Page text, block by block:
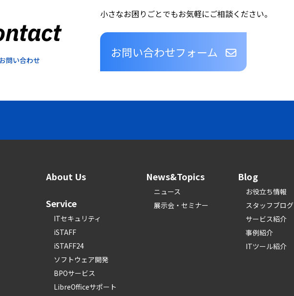
問い合わせ
小さなお困りごとでもお気軽にご相談ください。
お問い合わせフォーム
About Us
Service
ITセキュリティ
iSTAFF
iSTAFF24
ソフトウェア開発
BPOサービス
LibreOfficeサポート
News&Topics
ニュース
展示会・セミナー
Blog
お役立ち情報
スタッフブログ
サービス紹介
事例紹介
ITツール紹介